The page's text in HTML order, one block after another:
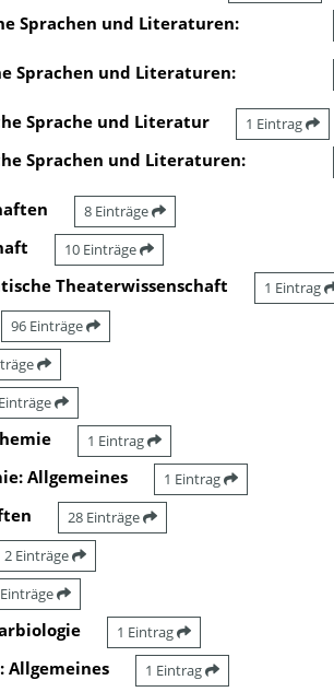
Sprachen und Literaturen:
Sprachen und Literaturen:
Sprache und Literatur 1 Eintrag
Sprachen und Literaturen:
8 Einträge
10 Einträge
Theaterwissenschaft 1 Eintrag
96 Einträge
1 Eintrag
Allgemeines 1 Eintrag
28 Einträge
2 Einträge
1 Eintrag
Allgemeines 1 Eintrag